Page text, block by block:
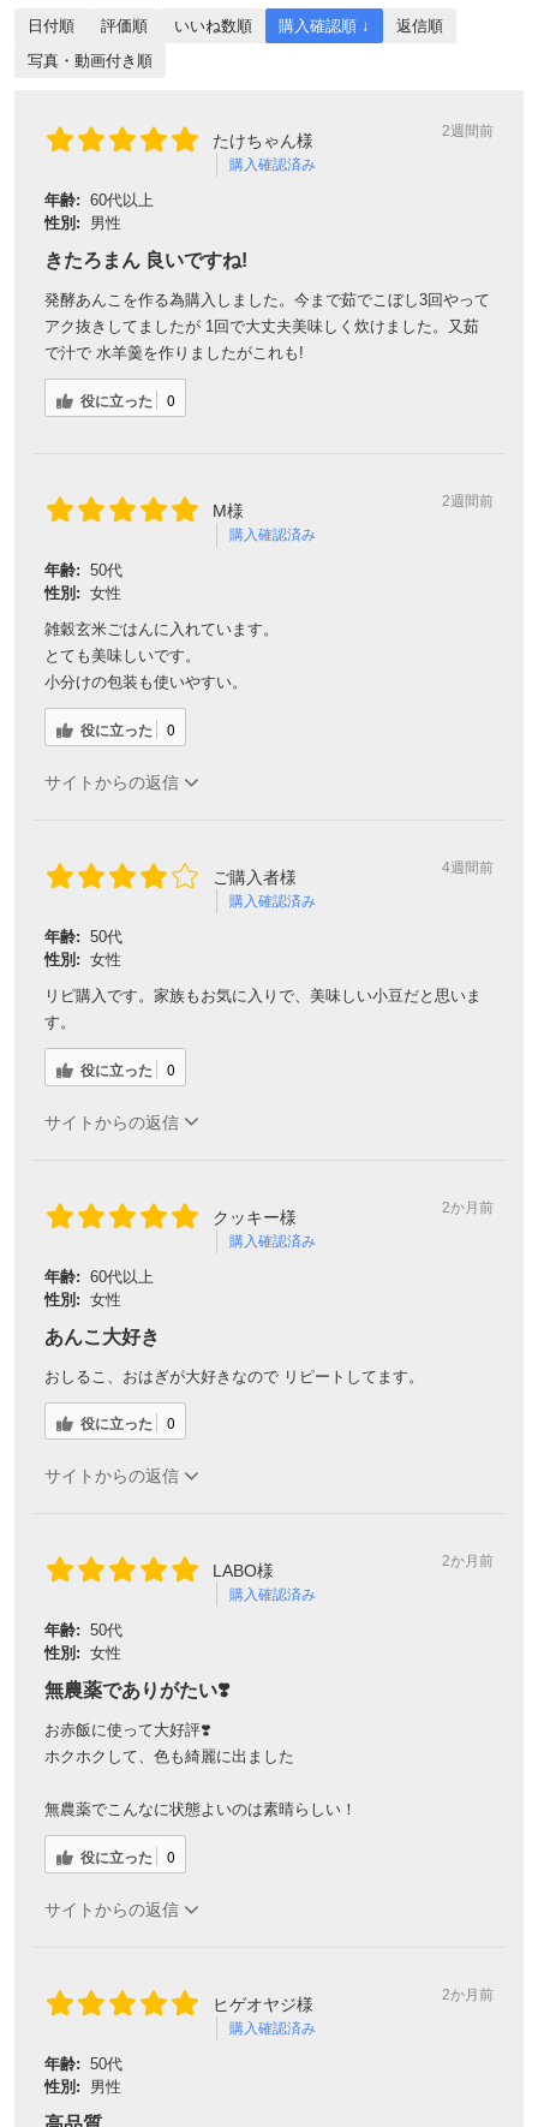
日付順 評価順 いいね数順 購入確認順 ↓
返信順
写真・動画付き順
たけちゃん様
購入確認済み
2週間前
年齢: 60代以上
性別:
男性
きたろまん 良いですね!
発酵あんこを作る為購入しました。今まで茹でこぼし3回やって
アク抜きしてましたが 1回で大丈夫美味しく炊けました。又茹
で汁で 水羊羹を作りましたがこれも!
役に立った 0
M様
購入確認済み
2週間前
年齢: 50代
性別: 女性
雑穀玄米ごはんに入れています。
とても美味しいです。
小分けの包装も使いやすい。
役に立った 0
サイトからの返信
ご購入者様
購入確認済み
4週間前
年齢: 50代
性別: 女性
リピ購入です。家族もお気に入りで、美味しい小豆だと思いま
す。
役に立った 0
サイトからの返信
クッキー様
購入確認済み
2か月前
年齢: 60代以上
性別: 女性
あんこ大好き
おしるこ、おはぎが大好きなので リピートしてます。
役に立った 0
サイトからの返信
LABO様
購入確認済み
2か月前
年齢: 50代
性別: 女性
無農薬でありがたい❣️
お赤飯に使って大好評❣️
ホクホクして、色も綺麗に出ました
無農薬でこんなに状態よいのは素晴らしい！
役に立った 0
サイトからの返信
ヒゲオヤジ様
購入確認済み
2か月前
年齢: 50代
性別:
男性